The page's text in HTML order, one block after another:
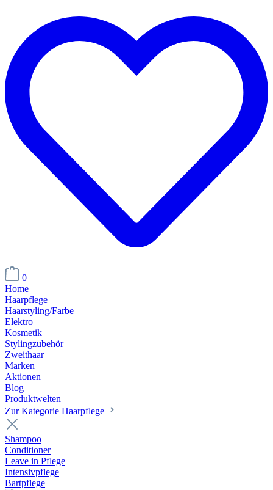
0
Home
Haarpflege
Haarstyling/Farbe
Elektro
Kosmetik
Stylingzubehör
Zweithaar
Marken
Aktionen
Blog
Produktwelten
Zur Kategorie Haarpflege
Shampoo
Conditioner
Leave in Pflege
Intensivpflege
Bartpflege